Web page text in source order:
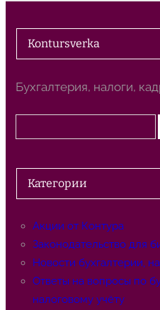
Kontursverka
Бухгалтерия, налоги,
о
к
Категории
Акции от Контура
Законодательство для
Новости бухгалтерии,
Ответы на вопросы по
налоговому учёту